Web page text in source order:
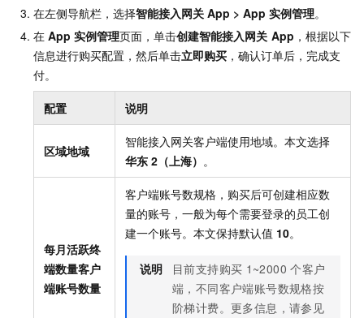
在左侧导航栏，选择智能接入网关 App >App 实例管理。
在 App 实例管理页面，单击创建智能接入网关 App ，根据以下
信息进行购买配置，然后单击立即购买 ，确认订单后，完成支
付。
配置 说明
区域地域
智能接入网关客户端使用地域。本文选择
华东 2（上海） 。
每月活跃终
端数量客户
端账号数量
客户端账号数规格，购买后可创建相应数
量的账号，一般为每个需要登录的员工创
建一个账号。本文保持默认值 10。
说明 目前支持购买 1~2000 个客户
端，不同客户端账号数规格按
阶梯计费。更多信息，请参见